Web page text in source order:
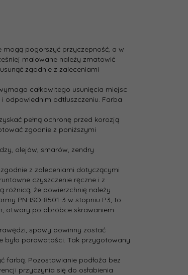
mogą pogorszyć przyczepność, a w
malowane należy zmatowić
zgodnie z zaleceniami
całkowitego usunięcia miejsc
odpowiednim odtłuszczeniu. Farba
pełną ochronę przed korozją
zgodnie z poniższymi
olejów, smarów, zendry
z zaleceniami dotyczącymi
czyszczenie ręczne i z
że powierzchnię należy
PN-ISO-8501-3 w stopniu P3, to
otwory po obróbce skrawaniem
spawy powinny zostać
było porowatości. Tak przygotowany
farbą. Pozostawianie podłoża bez
przyczynia się do osłabienia